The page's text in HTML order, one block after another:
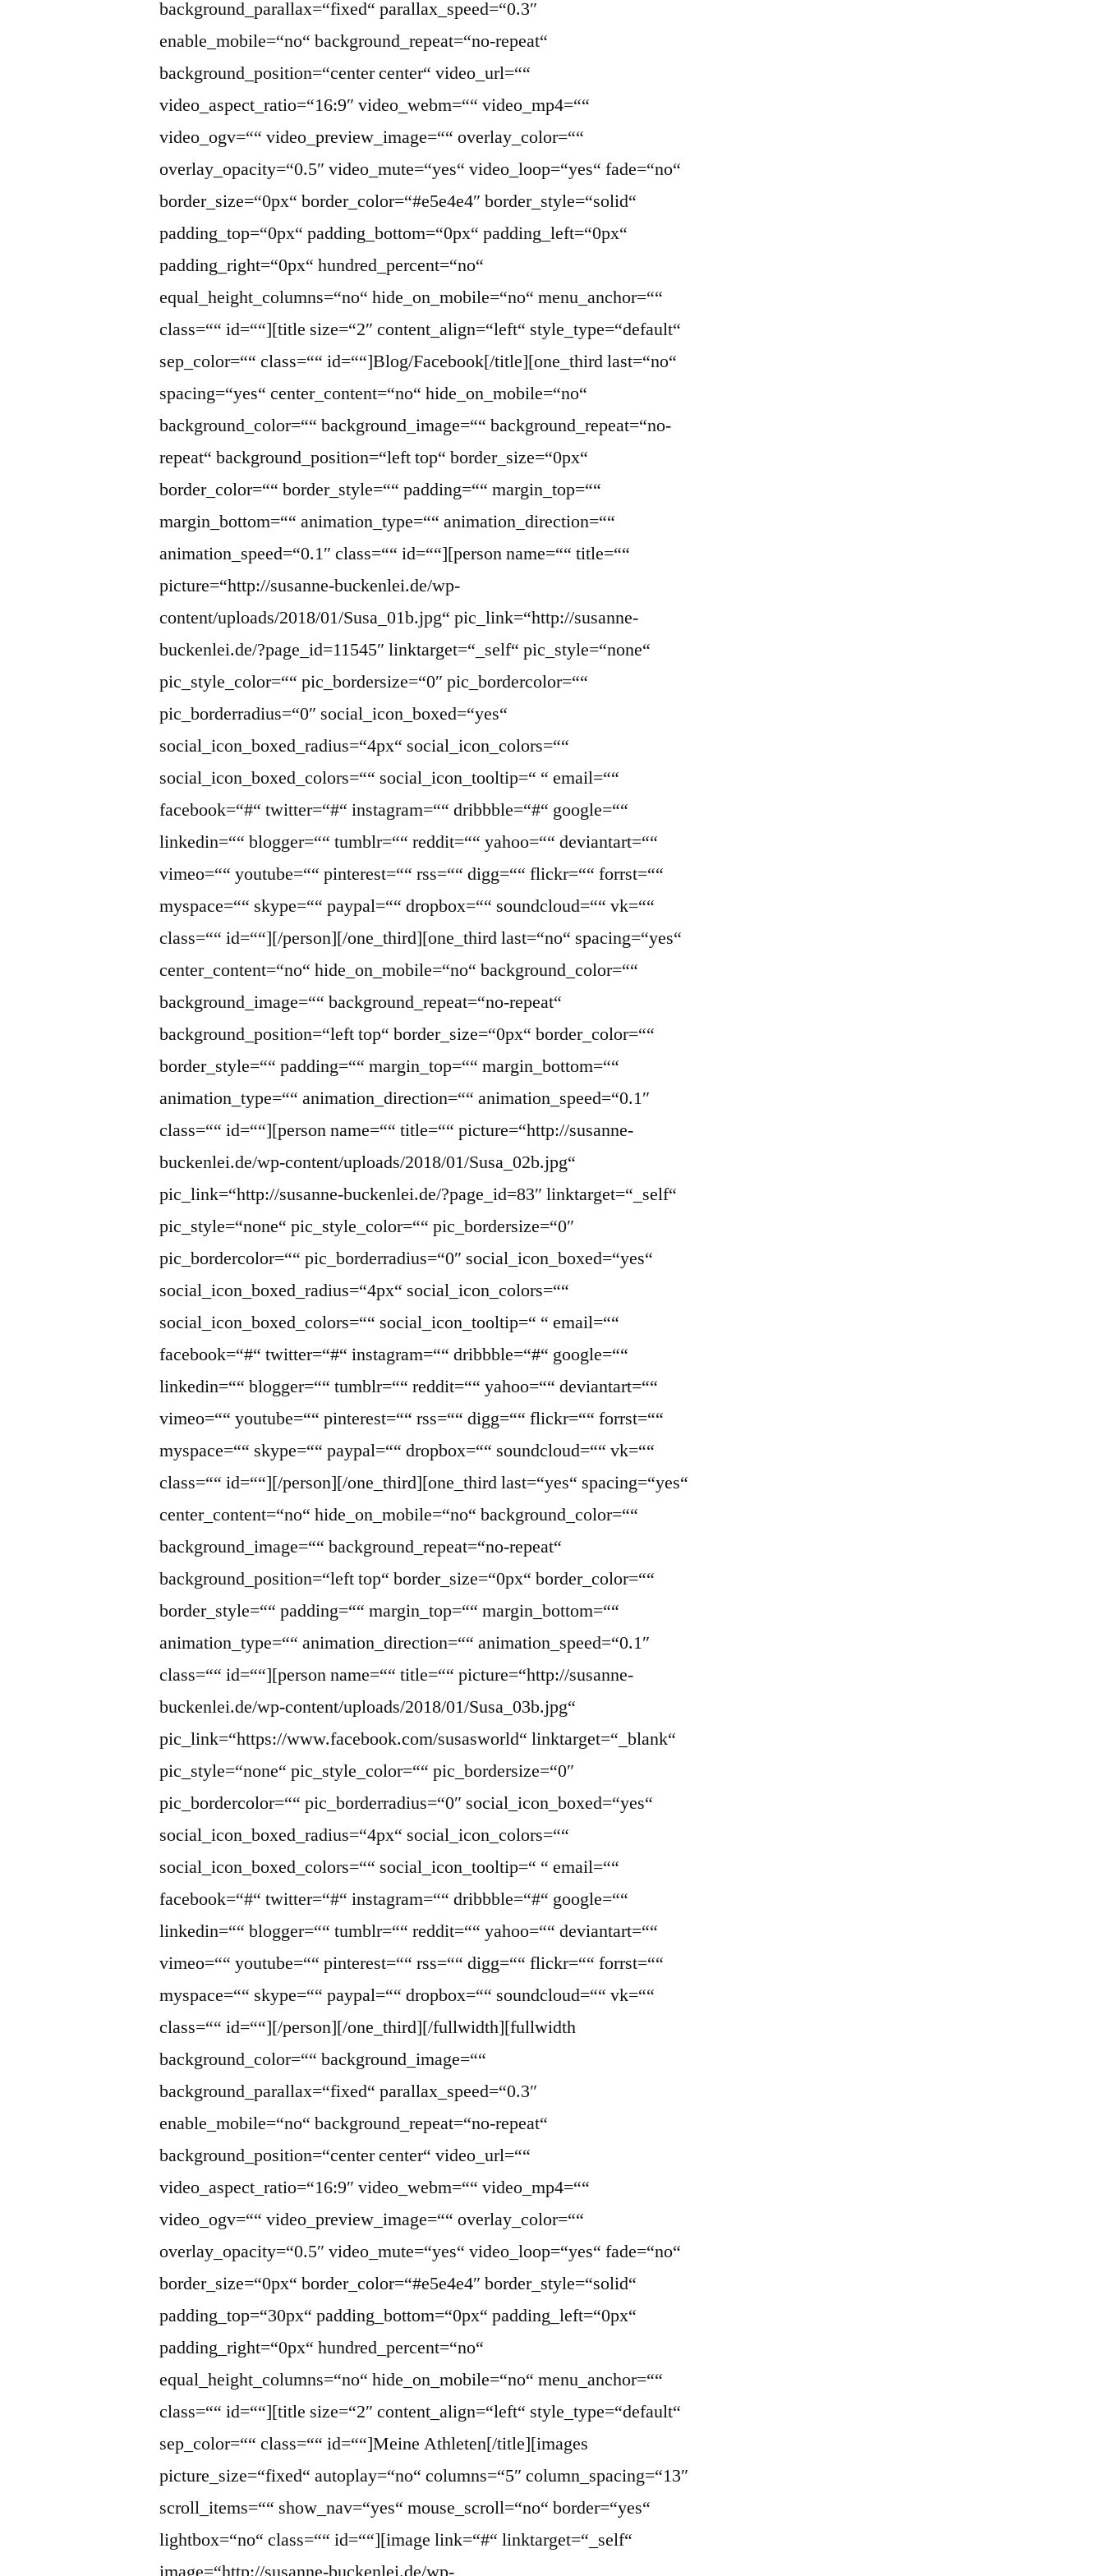
background_parallax=“fixed“ parallax_speed=“0.3″
enable_mobile=“no“ background_repeat=“no-repeat“
background_position=“center center“ video_url=““
video_aspect_ratio=“16:9″ video_webm=““ video_mp4=““
video_ogv=““ video_preview_image=““ overlay_color=““
overlay_opacity=“0.5″ video_mute=“yes“ video_loop=“yes“ fade=“no“
border_size=“0px“ border_color=“#e5e4e4″ border_style=“solid“
padding_top=“0px“ padding_bottom=“0px“ padding_left=“0px“
padding_right=“0px“ hundred_percent=“no“
equal_height_columns=“no“ hide_on_mobile=“no“ menu_anchor=““
class=““ id=““][title size=“2″ content_align=“left“ style_type=“default“
sep_color=““ class=““ id=““]Blog/Facebook[/title][one_third last=“no“
spacing=“yes“ center_content=“no“ hide_on_mobile=“no“
background_color=““ background_image=““ background_repeat=“no-
repeat“ background_position=“left top“ border_size=“0px“
border_color=““ border_style=““ padding=““ margin_top=““
margin_bottom=““ animation_type=““ animation_direction=““
animation_speed=“0.1″ class=““ id=““][person name=““ title=““
picture=“http://susanne-buckenlei.de/wp-
content/uploads/2018/01/Susa_01b.jpg“ pic_link=“http://susanne-
buckenlei.de/?page_id=11545″ linktarget=“_self“ pic_style=“none“
pic_style_color=““ pic_bordersize=“0″ pic_bordercolor=““
pic_borderradius=“0″ social_icon_boxed=“yes“
social_icon_boxed_radius=“4px“ social_icon_colors=““
social_icon_boxed_colors=““ social_icon_tooltip=“ “ email=““
facebook=“#“ twitter=“#“ instagram=““ dribbble=“#“ google=““
linkedin=““ blogger=““ tumblr=““ reddit=““ yahoo=““ deviantart=““
vimeo=““ youtube=““ pinterest=““ rss=““ digg=““ flickr=““ forrst=““
myspace=““ skype=““ paypal=““ dropbox=““ soundcloud=““ vk=““
class=““ id=““][/person][/one_third][one_third last=“no“ spacing=“yes“
center_content=“no“ hide_on_mobile=“no“ background_color=““
background_image=““ background_repeat=“no-repeat“
background_position=“left top“ border_size=“0px“ border_color=““
border_style=““ padding=““ margin_top=““ margin_bottom=““
animation_type=““ animation_direction=““ animation_speed=“0.1″
class=““ id=““][person name=““ title=““ picture=“http://susanne-
buckenlei.de/wp-content/uploads/2018/01/Susa_02b.jpg“
pic_link=“http://susanne-buckenlei.de/?page_id=83″ linktarget=“_self“
pic_style=“none“ pic_style_color=““ pic_bordersize=“0″
pic_bordercolor=““ pic_borderradius=“0″ social_icon_boxed=“yes“
social_icon_boxed_radius=“4px“ social_icon_colors=““
social_icon_boxed_colors=““ social_icon_tooltip=“ “ email=““
facebook=“#“ twitter=“#“ instagram=““ dribbble=“#“ google=““
linkedin=““ blogger=““ tumblr=““ reddit=““ yahoo=““ deviantart=““
vimeo=““ youtube=““ pinterest=““ rss=““ digg=““ flickr=““ forrst=““
myspace=““ skype=““ paypal=““ dropbox=““ soundcloud=““ vk=““
class=““ id=““][/person][/one_third][one_third last=“yes“ spacing=“yes“
center_content=“no“ hide_on_mobile=“no“ background_color=““
background_image=““ background_repeat=“no-repeat“
background_position=“left top“ border_size=“0px“ border_color=““
border_style=““ padding=““ margin_top=““ margin_bottom=““
animation_type=““ animation_direction=““ animation_speed=“0.1″
class=““ id=““][person name=““ title=““ picture=“http://susanne-
buckenlei.de/wp-content/uploads/2018/01/Susa_03b.jpg“
pic_link=“https://www.facebook.com/susasworld“ linktarget=“_blank“
pic_style=“none“ pic_style_color=““ pic_bordersize=“0″
pic_bordercolor=““ pic_borderradius=“0″ social_icon_boxed=“yes“
social_icon_boxed_radius=“4px“ social_icon_colors=““
social_icon_boxed_colors=““ social_icon_tooltip=“ “ email=““
facebook=“#“ twitter=“#“ instagram=““ dribbble=“#“ google=““
linkedin=““ blogger=““ tumblr=““ reddit=““ yahoo=““ deviantart=““
vimeo=““ youtube=““ pinterest=““ rss=““ digg=““ flickr=““ forrst=““
myspace=““ skype=““ paypal=““ dropbox=““ soundcloud=““ vk=““
class=““ id=““][/person][/one_third][/fullwidth][fullwidth
background_color=““ background_image=““
background_parallax=“fixed“ parallax_speed=“0.3″
enable_mobile=“no“ background_repeat=“no-repeat“
background_position=“center center“ video_url=““
video_aspect_ratio=“16:9″ video_webm=““ video_mp4=““
video_ogv=““ video_preview_image=““ overlay_color=““
overlay_opacity=“0.5″ video_mute=“yes“ video_loop=“yes“ fade=“no“
border_size=“0px“ border_color=“#e5e4e4″ border_style=“solid“
padding_top=“30px“ padding_bottom=“0px“ padding_left=“0px“
padding_right=“0px“ hundred_percent=“no“
equal_height_columns=“no“ hide_on_mobile=“no“ menu_anchor=““
class=““ id=““][title size=“2″ content_align=“left“ style_type=“default“
sep_color=““ class=““ id=““]Meine Athleten[/title][images
picture_size=“fixed“ autoplay=“no“ columns=“5″ column_spacing=“13″
scroll_items=““ show_nav=“yes“ mouse_scroll=“no“ border=“yes“
lightbox=“no“ class=““ id=““][image link=“#“ linktarget=“_self“